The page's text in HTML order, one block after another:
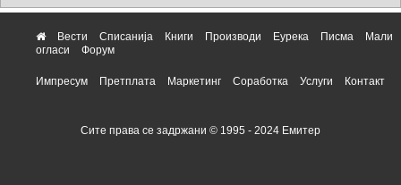
Вести Списанија Книги Производи Еурека Писма
Мали
огласи
Форум
Импресум Претплата Маркетинг Соработка Услуги Контакт
Сите права се задржани © 1995 - 2024 Емитер